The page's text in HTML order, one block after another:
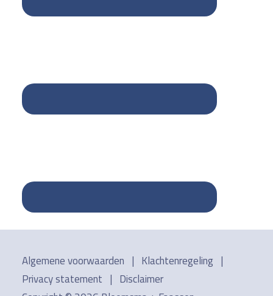
Algemene voorwaarden | Klachtenregeling|
Privacy statement | Disclaimer